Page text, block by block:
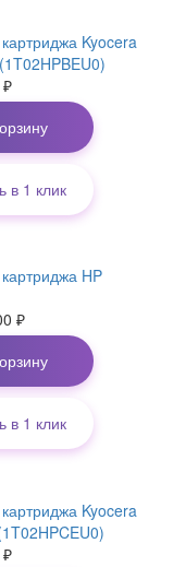
Kyocera
₽
в 1 клик
HP
₽
в 1 клик
Kyocera
₽